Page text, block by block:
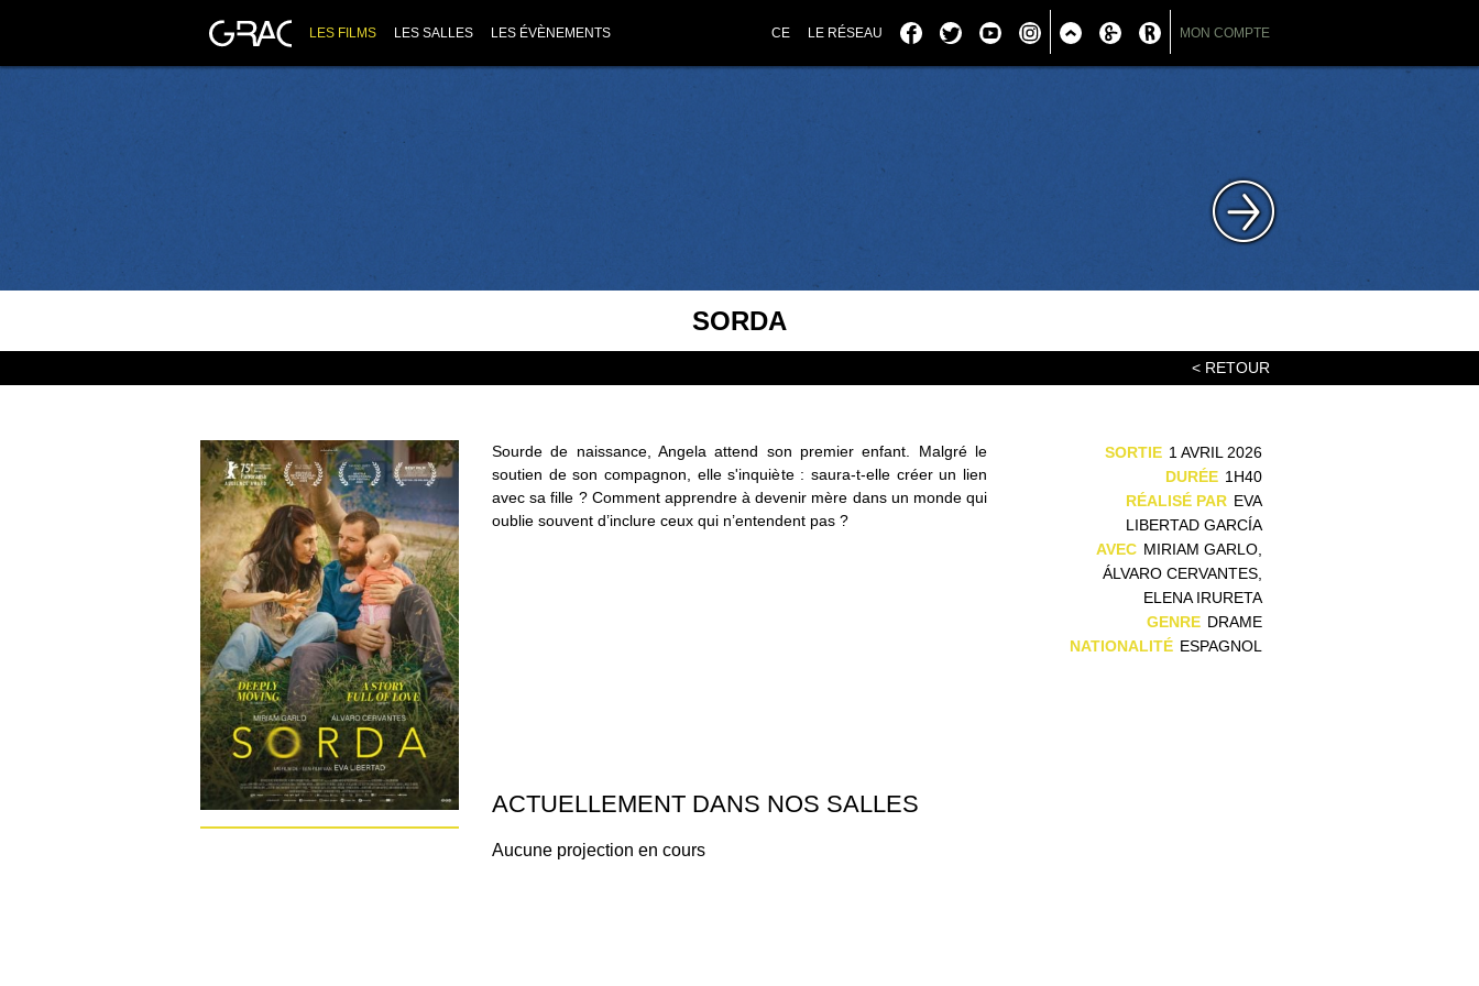
LES FILMS LES SALLES LES ÉVÈNEMENTS CE LE RÉSEAU MON COMPTE
SORDA
< RETOUR
Sourde de naissance, Angela attend son premier enfant. Malgré le
soutien de son compagnon, elle s'inquiète : saura-t-elle créer un lien
avec sa fille ? Comment apprendre à devenir mère dans un monde qui
oublie souvent d’inclure ceux qui n’entendent pas ?
SORTIE 1 AVRIL 2026
DURÉE 1H40
RÉALISÉ PAR EVA
LIBERTAD GARCÍA
AVEC MIRIAM GARLO,
ÁLVARO CERVANTES,
ELENA IRURETA
GENRE DRAME
NATIONALITÉ ESPAGNOL
ACTUELLEMENT DANS NOS SALLES
Aucune projection en cours